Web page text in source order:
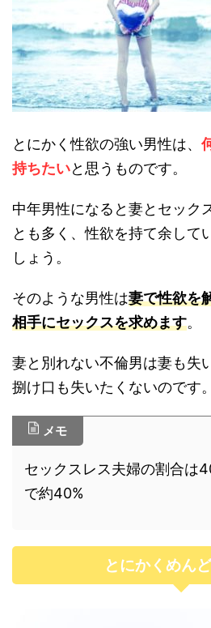
とにかく性欲の強い男性は、
持ちたいと思うものです。
中年男性になると妻とセック
とも多く、性欲を持て余して
しょう。
そのような男性は妻で性欲を
相手にセックスを求めます。
妻と別れない不倫男は妻も失
捌け口も失いたくないのです。
メモ
セックスレス夫婦の割合は
で約40%
とにかくめん